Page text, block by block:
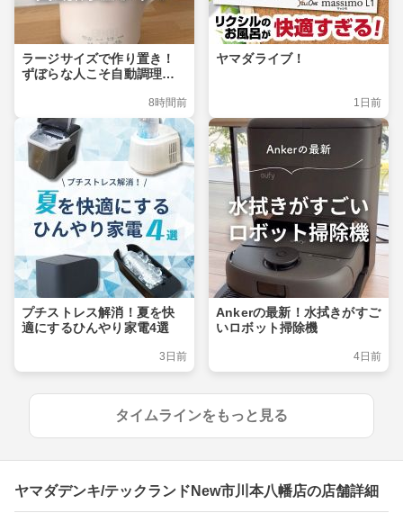
ラージサイズで作り置き！
ずぼらな人こそ自動調理ポ
8時間前
ヤマダライブ！
1日前
プチストレス解消！夏を快
適にするひんやり家電4選
3日前
Ankerの最新！水拭きがすご
いロボット掃除機
4日前
タイムラインをもっと見る
ヤマダデンキ/テックランドNew市川本八幡店の店舗詳細